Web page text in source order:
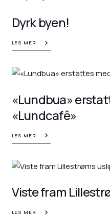
Dyrk byen!
LES MER
«Lundbua»
«Lundcafê»
LES MER
Viste fram
LES MER